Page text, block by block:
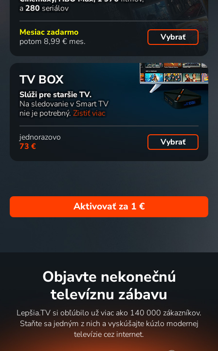
a 280 seriálov
Mesiac zadarmo
potom 8,99 € mes.
Vybrať
TV BOX
Slúži pre staršie TV.
Na sledovanie v Smart TV
nie je potrebný. Zistiť viac
jednorazovo
73 €
Vybrať
Aktivovať za 1 €
Objavte nekonečnú
televíznu zábavu
Lepšia.TV si obľúbilo už viac ako 140 000 zákazníkov.
Staňte sa jedným z nich a vyskúšajte kúzlo modernej
televízie cez internet.